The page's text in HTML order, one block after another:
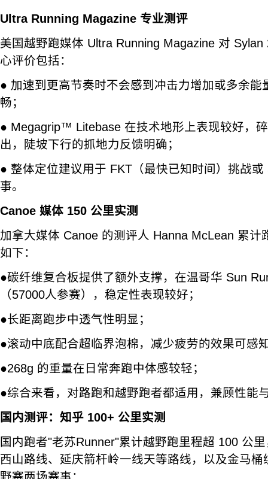
Ultra Running Magazine 专业测评
美国越野跑媒体 Ultra Running Magazine 对
心评价包括：
● 加速到更高节奏时不会感到冲击力增加或多余能
畅；
● Megagrip™ Litebase 在技术地形上表现较好，
出，陡坡下行的抓地力反馈明确；
● 整体定位建议用于 FKT（最快已知时间）挑战
事。
Canoe 媒体 150 公里实测
加拿大媒体 Canoe 的测评人 Hanna McLean 累计
如下：
●碳纤维复合板提供了额外支撑，在温哥华 Sun
（57000人参赛），稳定性表现较好；
●长距离跑步中透气性明显；
●滚动中底配合超临界泡棉，减少疲劳的效果可感
●268g 的重量在日常奔跑中体感较轻；
●综合来看，对路跑和越野跑者都适用，兼顾性能
国内测评：知乎 100+ 公里实测
国内跑者"老苏Runner"累计越野跑里程超 100 公
西山路线、延庆箭杆岭一线天等路线，以及金马